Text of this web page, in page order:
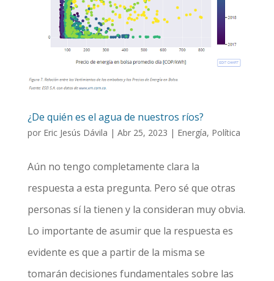
¿De quién es el agua de nuestros ríos?
por Eric Jesús Dávila | Abr 25, 2023 | Energía, Política
Aún no tengo completamente clara la
respuesta a esta pregunta. Pero sé que otras
personas sí la tienen y la consideran muy obvia.
Lo importante de asumir que la respuesta es
evidente es que a partir de la misma se
tomarán decisiones fundamentales sobre las